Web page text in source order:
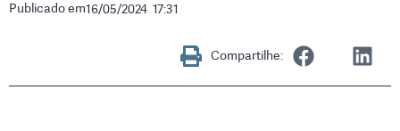
Publicado em16/05/2024 17:31
Compartilhe: